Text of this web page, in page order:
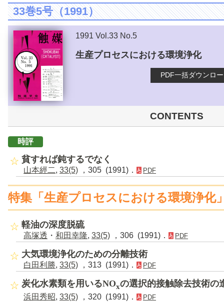
33巻5号（1991）
1991 Vol.33 No.5
生産プロセスにおける環境浄化
PDF一括ダウンロ
CONTENTS
時評
貧すれば鈍するでなく
山本經二, 33(5) ，305 (1991)． PDF
特集「生産プロセスにおける環境浄化
軽油の深度脱硫
高塚透 ・ 和田幸隆, 33(5) ，306 (1991)． PDF
大気環境浄化のための分離技術
白田利勝, 33(5) ，313 (1991)． PDF
炭化水素類を用いるNOxの選択的接触除去技術の
浜田秀昭, 33(5) ，320 (1991)． PDF